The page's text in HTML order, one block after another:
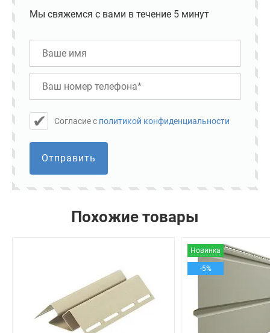
Мы свяжемся с вами в течение 5 минут
Cогласие с политикой конфиденциальности
Отправить
Похожие товары
Новинка
-5%